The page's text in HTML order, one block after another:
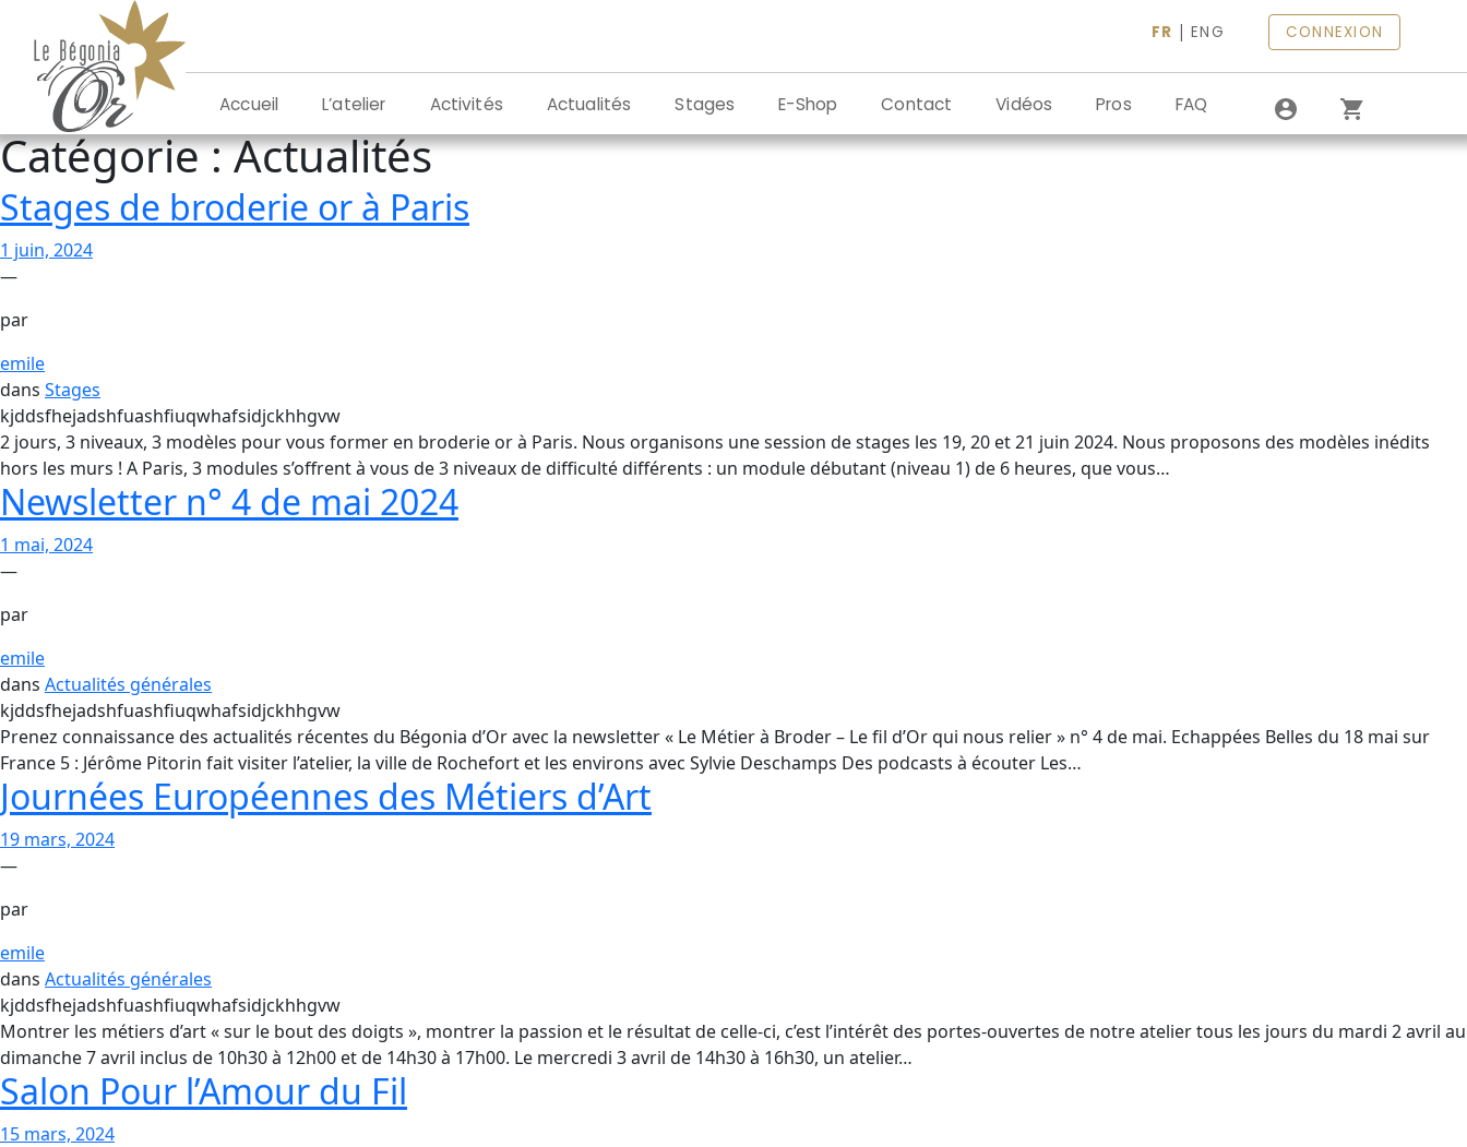
contenu
FR |ENG CONNEXION
Accueil L’atelier Activités Actualités Stages E-Shop Contact Vidéos Pros FAQ
Catégorie :Actualités
Stages de broderie or à Paris
1 juin, 2024
—
par
emile
dans Stages
kjddsfhejadshfuashfiuqwhafsidjckhhgvw
2 jours, 3 niveaux, 3 modèles pour vous former en broderie or à Paris. Nous organisons une session de stages les 19, 20 et 21 juin 2024. Nous proposons des modèles inédits
hors les murs ! A Paris, 3 modules s’offrent à vous de 3 niveaux de difficulté différents : un module débutant (niveau 1) de 6 heures, que vous…
Newsletter n° 4 de mai 2024
1 mai, 2024
—
par
emile
dans Actualités générales
kjddsfhejadshfuashfiuqwhafsidjckhhgvw
Prenez connaissance des actualités récentes du Bégonia d’Or avec la newsletter « Le Métier à Broder – Le fil d’Or qui nous relier » n° 4 de mai. Echappées Belles du 18 mai sur
France 5 : Jérôme Pitorin fait visiter l’atelier, la ville de Rochefort et les environs avec Sylvie Deschamps Des podcasts à écouter Les…
Journées Européennes des Métiers d’Art
19 mars, 2024
—
par
emile
dans Actualités générales
kjddsfhejadshfuashfiuqwhafsidjckhhgvw
Montrer les métiers d’art « sur le bout des doigts », montrer la passion et le résultat de celle-ci, c’est l’intérêt des portes-ouvertes de notre atelier tous les jours du mardi 2 avril au
dimanche 7 avril inclus de 10h30 à 12h00 et de 14h30 à 17h00. Le mercredi 3 avril de 14h30 à 16h30, un atelier…
Salon Pour l’Amour du Fil
15 mars, 2024